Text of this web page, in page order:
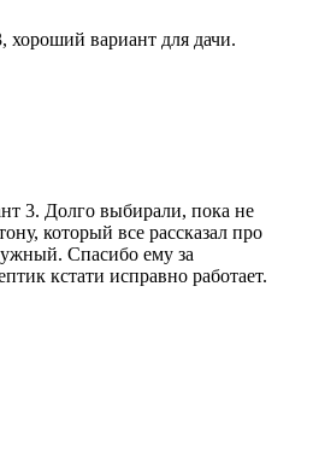
вариант для дачи.
3. Долго выбирали, пока не
который все рассказал про
Спасибо ему за
кстати исправно работает.